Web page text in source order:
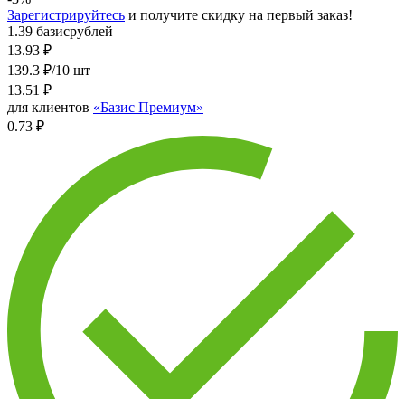
Зарегистрируйтесь и получите скидку на первый заказ!
1.39 базисрублей
13.93 ₽
139.3 ₽/10 шт
13.51 ₽
для клиентов «Базис Премиум»
0.73 ₽